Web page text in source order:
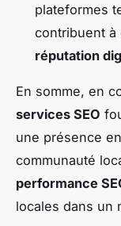
plateformes
contribuent à
réputation
En somme, en
services SEO
une présence
communauté
performance
locales dans un